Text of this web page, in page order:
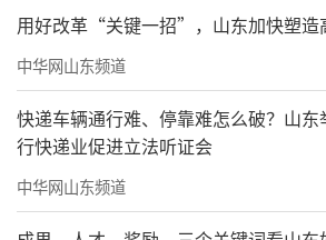
值得一提的是，本次展览
洋发展成就的回顾，更着眼于
了山东培育海洋新质生产
琊”“问海”等海洋人工智能
宇宙、深海高端装备、大型海
地模型等，清晰勾勒出山东正
用好改革“关键一招”，山东加快塑造
中华网山东频道
快递车辆通行难、停靠难怎么破？山东
行快递业促进立法听证会
中华网山东频道